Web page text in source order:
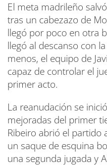
El meta madrileño
tras un cabezazo de
llegó por poco en otra
llegó al descanso con
menos, el equipo de
capaz de controlar el
primer acto.
La reanudación se
mejoradas del primer
Ribeiro abrió el partido
un saque de esquina
una segunda jugada y